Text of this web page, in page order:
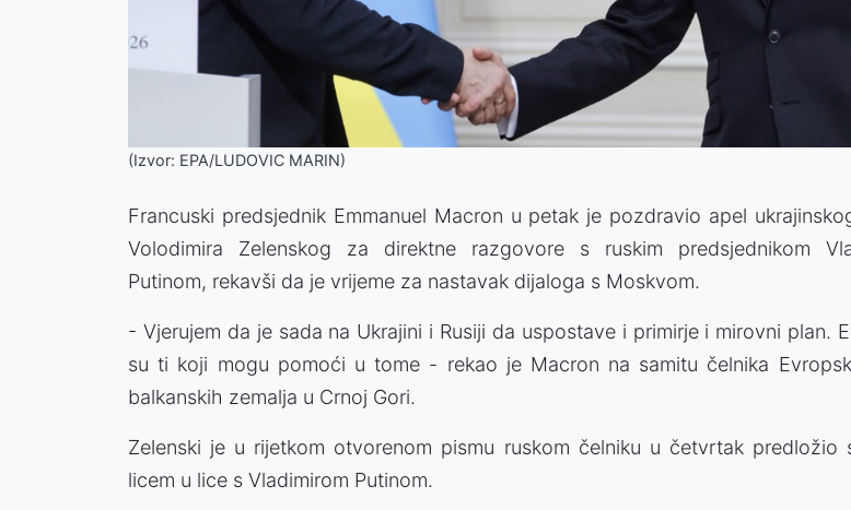
(Izvor: EPA/LUDOVIC MARIN)
Francuski predsjednik Emmanuel Macron u petak je pozdravio apel
Volodimira Zelenskog za direktne razgovore s ruskim predsjednikom
Putinom, rekavši da je vrijeme za nastavak dijaloga s Moskvom.
- Vjerujem da je sada na Ukrajini i Rusiji da uspostave i primirje i mirovni plan.
su ti koji mogu pomoći u tome - rekao je Macron na samitu čelnika
balkanskih zemalja u Crnoj Gori.
Zelenski je u rijetkom otvorenom pismu ruskom čelniku u četvrtak predložio
licem u lice s Vladimirom Putinom.